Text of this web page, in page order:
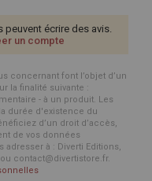
écrire des avis.
un compte
concernant font l’objet d’un
la finalité suivante :
- à un produit. Les
durée d'existence du
d’un droit d’accès,
de vos données
à : Diverti Editions,
contact@divertistore.fr.